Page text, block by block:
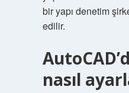
bir yapı denetim
edilir.
nasıl